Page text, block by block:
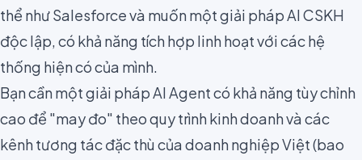
thể như Salesforce và muốn một giải pháp AI CSKH
độc lập, có khả năng tích hợp linh hoạt với các hệ
thống hiện có của mình.
Bạn cần một giải pháp AI Agent có khả năng tùy chỉnh
cao để "may đo" theo quy trình kinh doanh và các
kênh tương tác đặc thù của doanh nghiệp Việt (bao